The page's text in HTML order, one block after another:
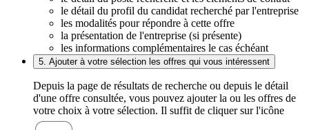
le détail du profil du candidat recherché par l'entreprise
les modalités pour répondre à cette offre
la présentation de l'entreprise (si présente)
les informations complémentaires le cas échéant
5. Ajouter à votre sélection les offres qui vous intéressent
Depuis la page de résultats de recherche ou depuis le détail
d'une offre consultée, vous pouvez ajouter la ou les offres de
votre choix à votre sélection. Il suffit de cliquer sur l'icône